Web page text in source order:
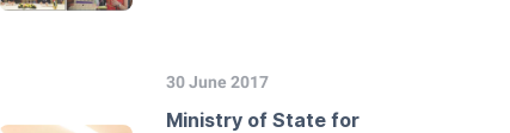
30 June 2017
Ministry of State for